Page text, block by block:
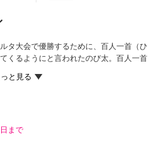
タ大会で優勝するために、百人一首（ひ
くるようにと言われたのび太。百人一首
、必ず優勝するために出木杉くんとしず
ジャイアン。怒ったドラえもんは、のび
で大会に出ようと言い、ポケットから
ンに読み札と取り札を写して食べれば、
こびするのび太とスネ夫。3人はさっそ
まで